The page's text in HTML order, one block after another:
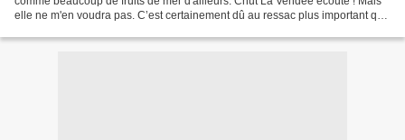
elle ne m'en voudra pas. C’est certainement dû au ressac plus important que